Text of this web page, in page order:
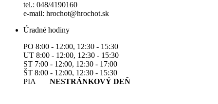
tel.: 048/4190160
e-mail: hrochot@hrochot.sk
Úradné hodiny
PO 8:00 - 12:00, 12:30 - 15:30
UT 8:00 - 12:00, 12:30 - 15:30
ST 7:00 - 12:00, 12:30 - 17:00
ŠT 8:00 - 12:00, 12:30 - 15:30
PIA NESTRÁNKOVÝ DEŇ